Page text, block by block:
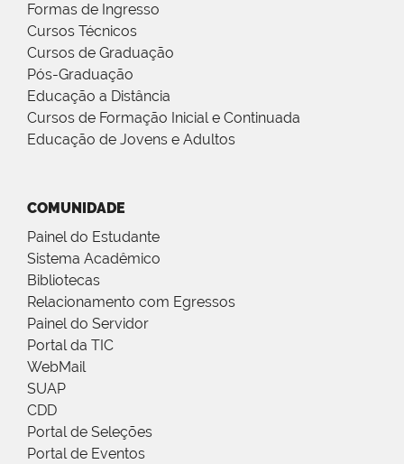
Formas de Ingresso
Cursos Técnicos
Cursos de Graduação
Pós-Graduação
Educação a Distância
Cursos de Formação Inicial e Continuada
Educação de Jovens e Adultos
COMUNIDADE
Painel do Estudante
Sistema Acadêmico
Bibliotecas
Relacionamento com Egressos
Painel do Servidor
Portal da TIC
WebMail
SUAP
CDD
Portal de Seleções
Portal de Eventos